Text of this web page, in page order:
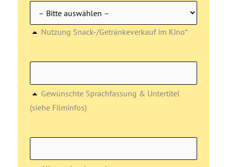
Nutzung Snack-/Getränkeverkauf im Kino*
Gewünschte Sprachfassung & Untertitel
(siehe Filminfos)